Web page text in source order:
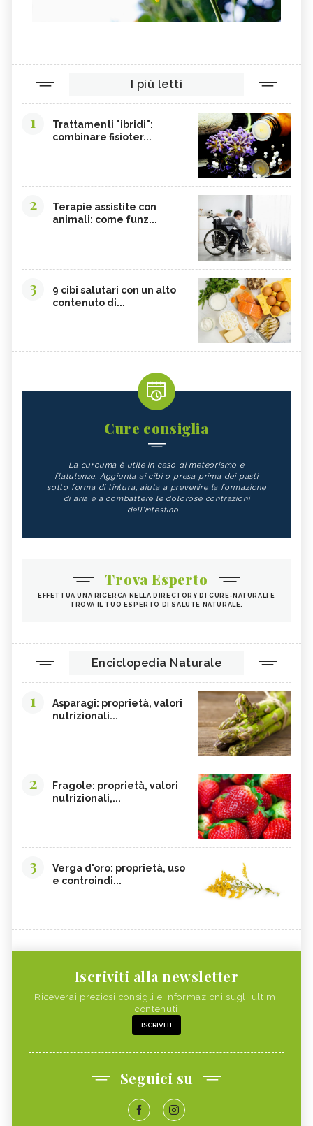
I più letti
1
Trattamenti "ibridi":
combinare fisioter...
2
Terapie assistite con
animali: come funz...
3
9 cibi salutari con un alto
contenuto di...
Cure consiglia
La curcuma è utile in caso di meteorismo e
flatulenze. Aggiunta ai cibi o presa prima dei pasti
sotto forma di tintura, aiuta a prevenire la formazione
di aria e a combattere le dolorose contrazioni
dell'intestino.
Trova Esperto
EFFETTUA UNA RICERCA NELLA DIRECTORY DI CURE-NATURALI E
TROVA IL TUO ESPERTO DI SALUTE NATURALE.
Enciclopedia Naturale
1
Asparagi: proprietà, valori
nutrizionali...
2
Fragole: proprietà, valori
nutrizionali,...
3
Verga d'oro: proprietà, uso
e controindi...
Iscriviti alla newsletter
Riceverai preziosi consigli e informazioni sugli ultimi
contenuti
ISCRIVITI
Seguici su